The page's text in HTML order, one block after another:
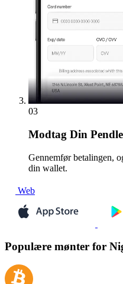
03
Modtag Din Pendle
Gennemfør betalingen,
din wallet.
Web
Populære mønter for